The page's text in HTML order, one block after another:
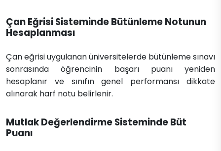
Çan Eğrisi Sisteminde Bütünleme Notunun
Hesaplanması
Çan eğrisi uygulanan üniversitelerde bütünleme sınavı
sonrasında öğrencinin başarı puanı yeniden
hesaplanır ve sınıfın genel performansı dikkate
alınarak harf notu belirlenir.
Mutlak Değerlendirme Sisteminde Büt
Puanı